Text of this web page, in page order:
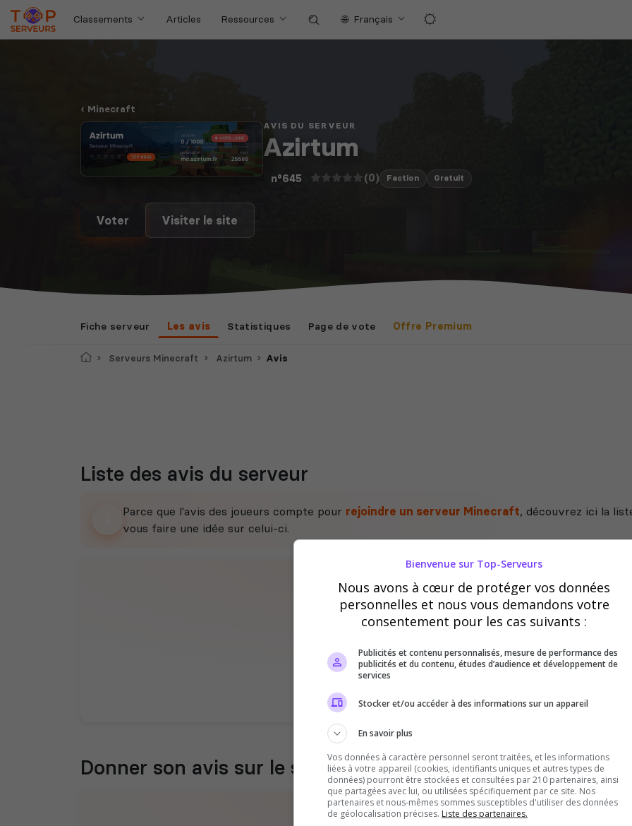
Classements Articles Ressources Français
Minecraft
AVIS DU SERVEUR
Azirtum
n°645 (0) Faction Gratuit
Voter Visiter le site
Fiche serveur Les avis Statistiques Page de vote Offre Premium
AccueilServeurs Minecraft Azirtum Avis
Liste des avis du serveur
Parce que l'avis des joueurs compte pour rejoindre un serveur Minecraft, découvrez ici la
vous faire une idée sur celui-ci.
Il n'y a pas encore d'avis sur ce serveur.
Staff du serveur
Donner son avis sur le serveur
Bienvenue sur Top-Serveurs
Nous avons à cœur de protéger vos données
personnelles et nous vous demandons votre
consentement pour les cas suivants :
Publicités et contenu personnalisés, mesure de performance des
publicités et du contenu, études d’audience et développement de
services
Stocker et/ou accéder à des informations sur un appareil
En savoir plus
Vos données à caractère personnel seront traitées, et les informations
liées à votre appareil (cookies, identifiants uniques et autres types de
données) pourront être stockées et consultées par 210 partenaires, ainsi
que partagées avec lui, ou utilisées spécifiquement par ce site. Nos
partenaires et nous-mêmes sommes susceptibles d'utiliser des données
de géolocalisation précises. Liste des partenaires.